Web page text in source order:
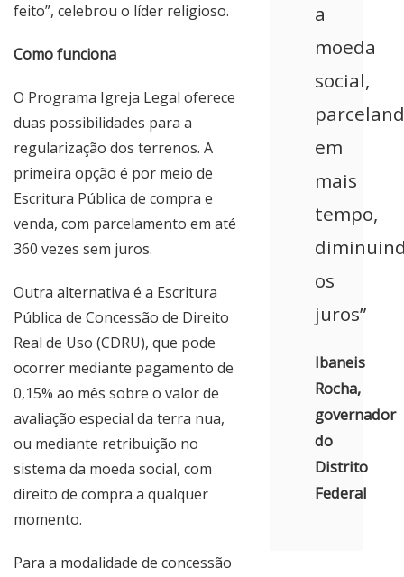
a
moeda
social,
em
mais
tempo,
os
juros”
Ibaneis
Rocha,
governador
do
Distrito
Federal
feito”, celebrou o líder religioso.
Como funciona
O Programa Igreja Legal oferece
duas possibilidades para a
regularização dos terrenos. A
primeira opção é por meio de
Escritura Pública de compra e
venda, com parcelamento em até
360 vezes sem juros.
Outra alternativa é a Escritura
Pública de Concessão de Direito
Real de Uso (CDRU), que pode
ocorrer mediante pagamento de
0,15% ao mês sobre o valor de
avaliação especial da terra nua,
ou mediante retribuição no
sistema da moeda social, com
direito de compra a qualquer
momento.
Para a modalidade de concessão